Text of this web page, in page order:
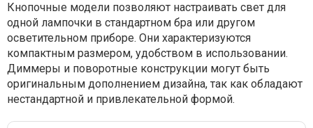
Кнопочные модели позволяют настраивать свет для
одной лампочки в стандартном бра или другом
осветительном приборе. Они характеризуются
компактным размером, удобством в использовании.
Диммеры и поворотные конструкции могут быть
оригинальным дополнением дизайна, так как обладают
нестандартной и привлекательной формой.